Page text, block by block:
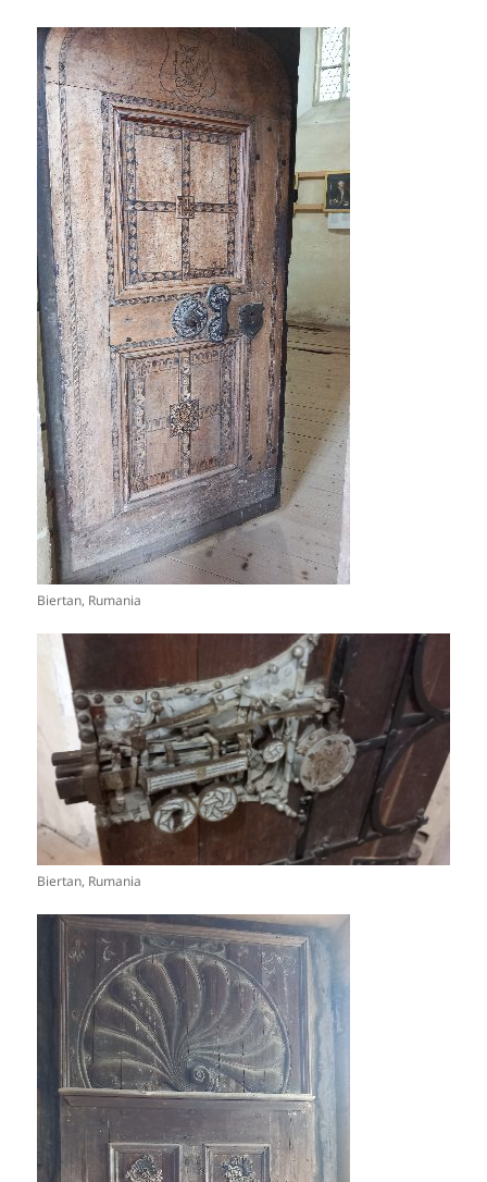
Biertan, Rumania
Biertan, Rumania